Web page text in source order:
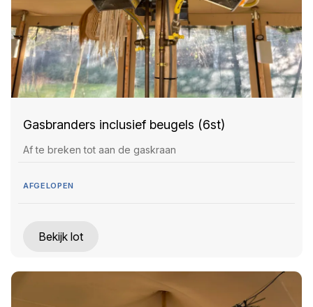
Gasbranders inclusief beugels (6st)
Af te breken tot aan de gaskraan
AFGELOPEN
Bekijk lot